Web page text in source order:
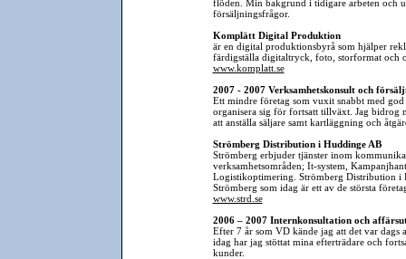
flöden. Min bakgrund i tidigare arbeten och
försäljningsfrågor.
Komplätt Digital Produktion
är en digital produktionsbyrå som hjälper
färdigställa digitaltryck, foto, storformat och
www.komplatt.se
2007 - 2007 Verksamhetskonsult och
Ett mindre företag som vuxit snabbt med
organisera sig för fortsatt tillväxt. Jag bidrog
att anställa säljare samt kartläggning och
Strömberg Distribution i Huddinge AB
Strömberg erbjuder tjänster inom
verksamhetsområden; It-system,
Logistikoptimering. Strömberg Distribution i
Strömberg som idag är ett av de största
www.strd.se
2006 – 2007 Internkonsultation och
Efter 7 år som VD kände jag att det var
idag har jag stöttat mina efterträdare och
kunder.